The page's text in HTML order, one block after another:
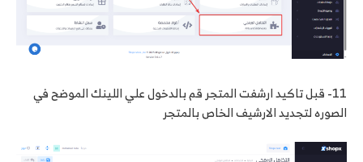
11- قبل تاكيد ارشفت المتجر قم بالدخول علي اللينك الموضح في
الصوره لتجديد الارشيف الخاص بالمتجر